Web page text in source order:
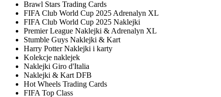
Brawl Stars Trading Cards
FIFA Club World Cup 2025 Adrenalyn XL
FIFA Club World Cup 2025 Naklejki
Premier League Naklejki & Adrenalyn XL
Stumble Guys Naklejki & Kart
Harry Potter Naklejki i karty
Kolekcje naklejek
Naklejki Giro d'Italia
Naklejki & Kart DFB
Hot Wheels Trading Cards
FIFA Top Class